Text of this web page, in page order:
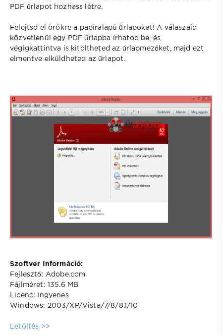
PDF űrlapot hozhass létre.
Felejtsd el örökre a papíralapú űrlapokat! A válaszaid
közvetlenül egy PDF űrlapba írhatod be, és
végigkattintva is kitöltheted az űrlapmezőket, majd ezt
elmentve elküldheted az űrlapot.
Szoftver Információ:
Fejlesztő: Adobe.com
Fájlméret: 135.6 MB
Licenc: Ingyenes
Windows: 2003/XP/Vista/7/8/8.1/10
Letöltés >>